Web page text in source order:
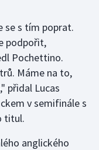
se s tím poprat.
podpořit,
Pochettino.
Máme na to,
přidal Lucas
v semifinále s
titul.
anglického